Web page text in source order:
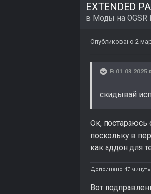
EXTENDED
в Моды на OGSR
Опубликовано 2
В 01.03.2025
скидывай
Ок, постараюсь
поскольку в
как аддон для
Дополнено 47
Вот